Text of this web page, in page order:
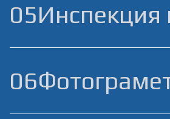
05Инспекция
06